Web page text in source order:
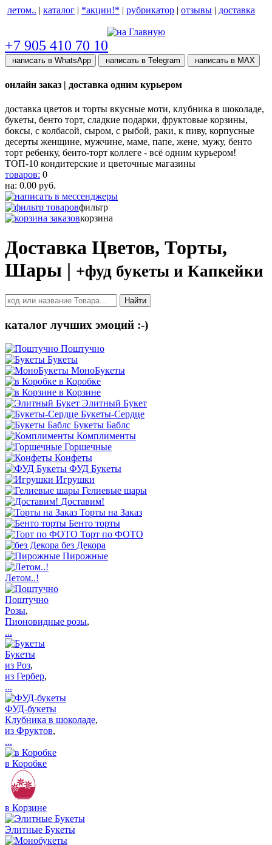
летом.. | каталог | *акции!* | рубрикатор | отзывы | доставка
+7 905 410 70 10
написать в WhatsApp написать в Telegram написать в МАХ
онлайн заказ | доставка одним курьером
доставка цветов и торты вкусные моти, клубника в шоколаде,
букеты, бенто торт, сладкие подарки, фруктовые корзины,
боксы, с колбасой, сыром, с рыбой, раки, к пиву, корпусные
десерты женщине, мужчине, маме, папе, жене, мужу, бенто
торт ребенку, бенто-торт коллеге - всё одним курьером!
ТОП-10 кондитерские и цветочные магазины
товаров: 0
на: 0.00 руб.
фильтр
корзина
Доставка Цветов, Торты,
Шары | +фуд букеты и Капкейки
Найти
каталог лучших эмоций :-)
Поштучно
Букеты
МоноБукеты
в Коробке
в Корзине
Элитный Букет
Букеты-Сердце
Букеты Баблс
Комплименты
Горшечные
Конфеты
ФУД Букеты
Игрушки
Гелиевые шары
Доставим!
Торты на Заказ
Бенто торты
Торт по ФОТО
без Декора
Пирожные
Летом..!
Поштучно
Розы,
Пионовидные розы,
...
Букеты
из Роз,
из Гербер,
...
ФУД-букеты
Клубника в шоколаде,
из Фруктов,
...
в Коробке
в Корзине
Элитные Букеты